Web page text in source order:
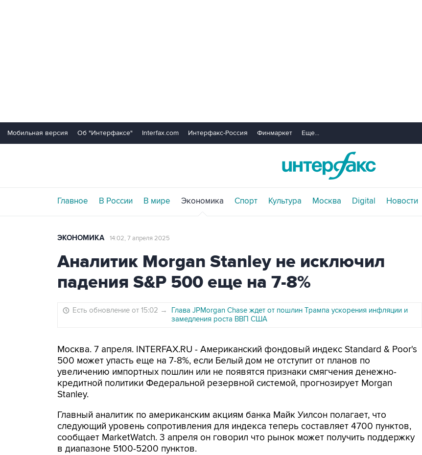
Мобильная версия Об "Интерфаксе" Interfax.com Интерфакс-Россия Финмаркет Еще...
Главное В России В мире Экономика Спорт Культура Москва Digital Новости
ЭКОНОМИКА 14:02, 7 апреля 2025
Аналитик Morgan Stanley не исключил
падения S&P 500 еще на 7-8%
Есть обновление от 15:02 →
Глава JPMorgan Chase ждет от пошлин Трампа ускорения инфляции и
замедления роста ВВП США
Москва. 7 апреля. INTERFAX.RU - Американский фондовый индекс Standard & Poor's
500 может упасть еще на 7-8%, если Белый дом не отступит от планов по
увеличению импортных пошлин или не появятся признаки смягчения денежно-
кредитной политики Федеральной резервной системой, прогнозирует Morgan
Stanley.
Главный аналитик по американским акциям банка Майк Уилсон полагает, что
следующий уровень сопротивления для индекса теперь составляет 4700 пунктов,
сообщает MarketWatch. 3 апреля он говорил что рынок может получить поддержку
в диапазоне 5100-5200 пунктов.